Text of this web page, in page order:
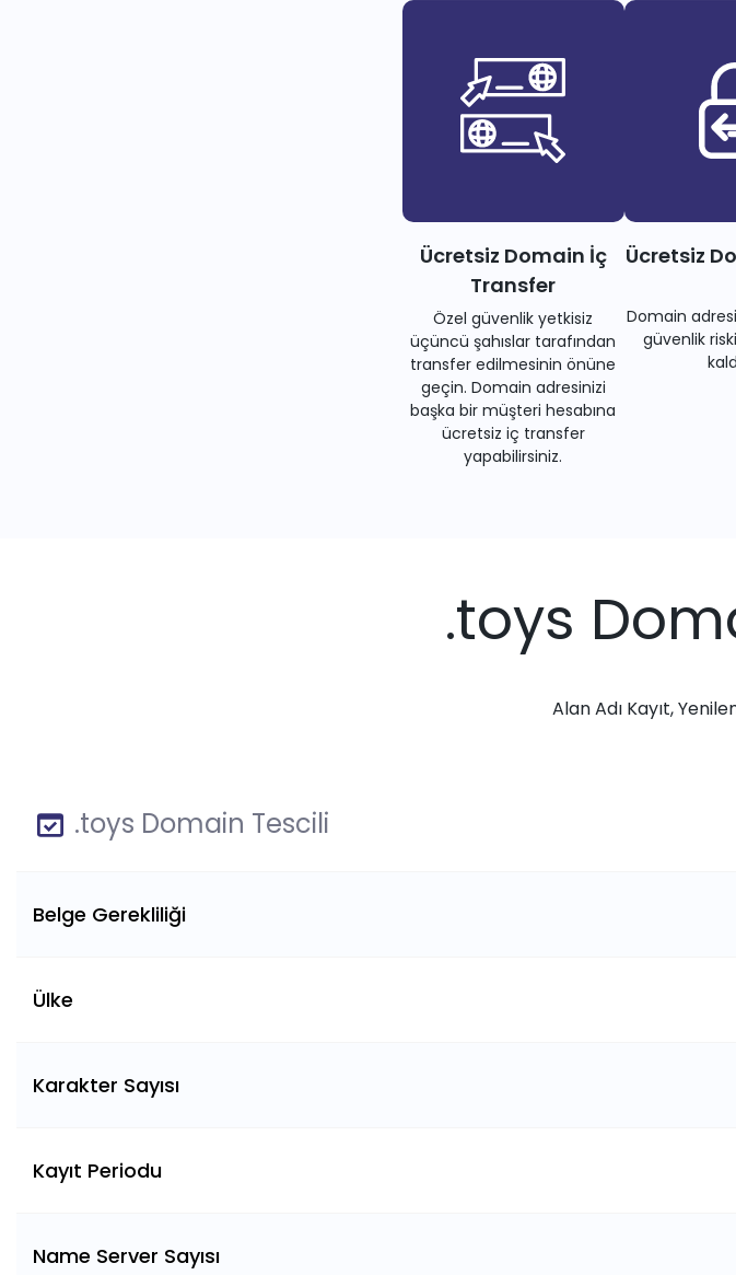
Ücretsiz Domain İç
Transfer
Özel güvenlik yetkisiz
üçüncü şahıslar tarafından
transfer edilmesinin önüne
geçin. Domain adresinizi
başka bir müşteri hesabına
ücretsiz iç transfer
yapabilirsiniz.
Ücretsiz
Domain
güvenlik
.toys
Alan Adı Kayıt,
.toys Domain Tescili
Belge Gerekliliği
Ülke
Karakter Sayısı
Kayıt Periodu
Name Server Sayısı